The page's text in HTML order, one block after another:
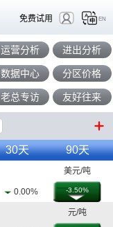
免费试用 EN
运营分析 进出分析
数据中心 分区价格
老总专访 友好往来
30天 90天
美元/吨
0.00% -3.50%
元/吨